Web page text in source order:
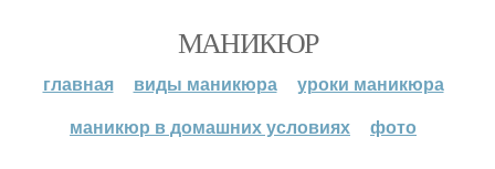
МАНИКЮР
главная виды маникюра
уроки маникюра
маникюр в домашних условиях
фото